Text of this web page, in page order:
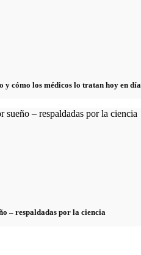
y cómo los médicos lo tratan hoy en día
– respaldadas por la ciencia